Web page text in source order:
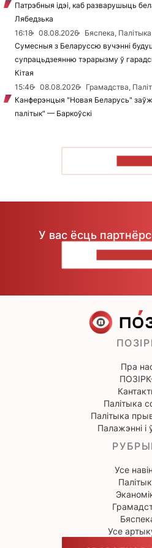
Патрэбныя ідэі, каб разварушыць
Лябедзька
16:18
08.08.2026
Бяспека, Палітыка
Сумесныя з Беларуссю вучэнні
супрацьдзеянню тэрарызму ў
Кітая
15:46
08.08.2026
Грамадства,
Канферэнцыя "Новая Беларусь"
палітык" — Баркоўскі
У вас ёсць
Пра
Палітыка
Палітыка
Палажэнні і
Усе
Усе